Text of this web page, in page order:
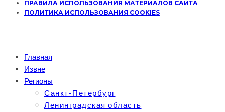
ПРАВИЛА ИСПОЛЬЗОВАНИЯ МАТЕРИАЛОВ САЙТА
ПОЛИТИКА ИСПОЛЬЗОВАНИЯ COOKIES
Главная
Извне
Регионы
Санкт-Петербург
Ленинградская область